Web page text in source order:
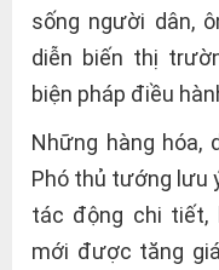
sống người dân,
diễn biến thị
biện pháp điều
Những hàng hóa,
Phó thủ tướng lưu
tác động chi tiết,
mới được tăng